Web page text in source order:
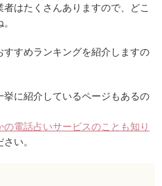
はたくさんありますので、どこ
すめランキングを紹介しますの
に紹介しているページもあるの
電話占いサービスのことも知り
い。